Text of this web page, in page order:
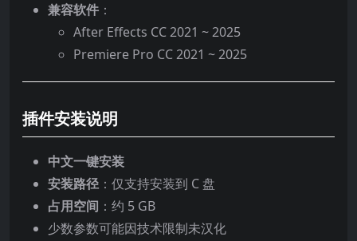
兼容软件 ：
After Effects CC 2021 ~ 2025
Premiere Pro CC 2021 ~ 2025
插件安装说明
中文一键安装
安装路径 ：仅支持安装到 C 盘
占用空间 ：约 5 GB
少数参数可能因技术限制未汉化